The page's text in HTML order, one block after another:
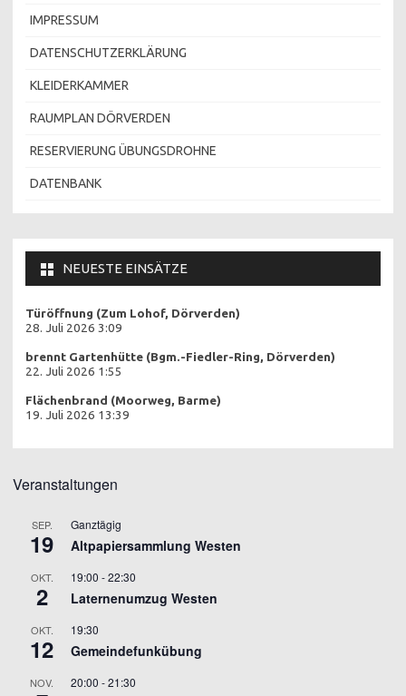
IMPRESSUM
DATENSCHUTZERKLÄRUNG
KLEIDERKAMMER
RAUMPLAN DÖRVERDEN
RESERVIERUNG ÜBUNGSDROHNE
DATENBANK
NEUESTE EINSÄTZE
Türöffnung (Zum Lohof, Dörverden)
28. Juli 2026 3:09
brennt Gartenhütte (Bgm.-Fiedler-Ring, Dörverden)
22. Juli 2026 1:55
Flächenbrand (Moorweg, Barme)
19. Juli 2026 13:39
Veranstaltungen
SEP.
19
Ganztägig
Altpapiersammlung Westen
OKT.
2
19:00 -22:30
Laternenumzug Westen
OKT.
12
19:30
Gemeindefunkübung
NOV. 20:00 -21:30